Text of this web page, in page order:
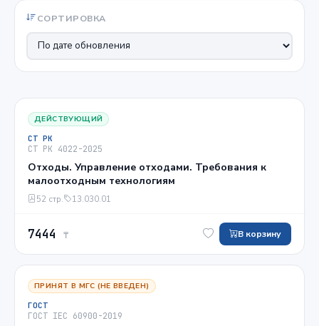
СОРТИРОВКА
ДЕЙСТВУЮЩИЙ
СТ РК
СТ РК 4022-2025
Отходы. Управление отходами. Требования к
малоотходным технологиям
52 стр. 13.030.01
7444 ₸ В корзину
ПРИНЯТ В МГС (НЕ ВВЕДЕН)
ГОСТ
ГОСТ IEC 60900-2019